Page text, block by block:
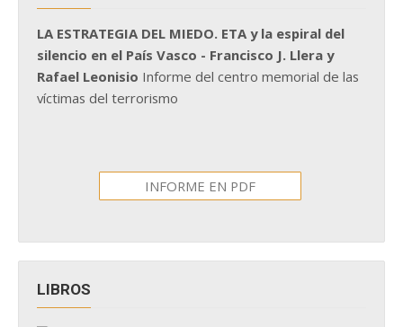
LA ESTRATEGIA DEL MIEDO. ETA y la espiral del
silencio en el País Vasco - Francisco J. Llera y
Rafael Leonisio Informe del centro memorial de las
víctimas del terrorismo
INFORME EN PDF
LIBROS